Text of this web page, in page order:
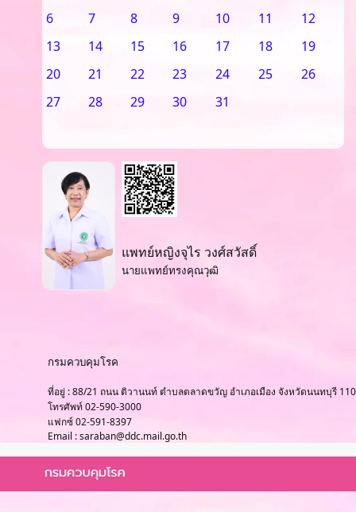
6
7 8 9 10 11
12
13
14 15 16 17 18
19
20
21 22 23 24 25
26
27
28 29 30 31
แพทย์หญิงจุไร วงศ์สวัสดิ์
นายแพทย์ทรงคุณวุฒิ
กรมควบคุมโรค
ที่อยู่ : 88/21 ถนน ติวานนท์ ตำบลตลาดขวัญ อำเภอเมือง จังหวัดนนทบุรี
โทรศัพท์ 02-590-3000
แฟกซ์ 02-591-8397
Email : saraban@ddc.mail.go.th